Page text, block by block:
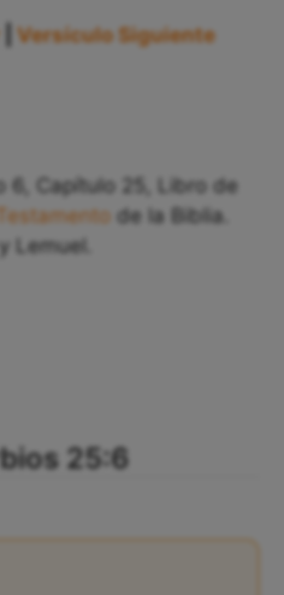
Versículo Siguiente
6, Capítulo 25, Libro de
de la Biblia.
Lemuel.
25:6